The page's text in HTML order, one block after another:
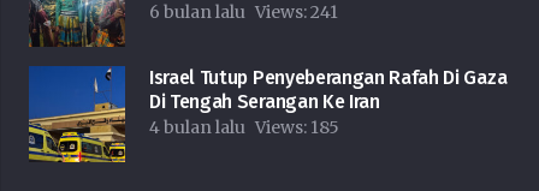
6 bulan lalu Views:241
Israel Tutup Penyeberangan Rafah Di Gaza
Di Tengah Serangan Ke Iran
4 bulan lalu Views: 185